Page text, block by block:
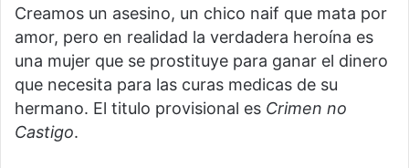
Creamos un asesino, un chico naif que mata por
amor, pero en realidad la verdadera heroína es
una mujer que se prostituye para ganar el dinero
que necesita para las curas medicas de su
hermano. El titulo provisional es Crimen no
Castigo.